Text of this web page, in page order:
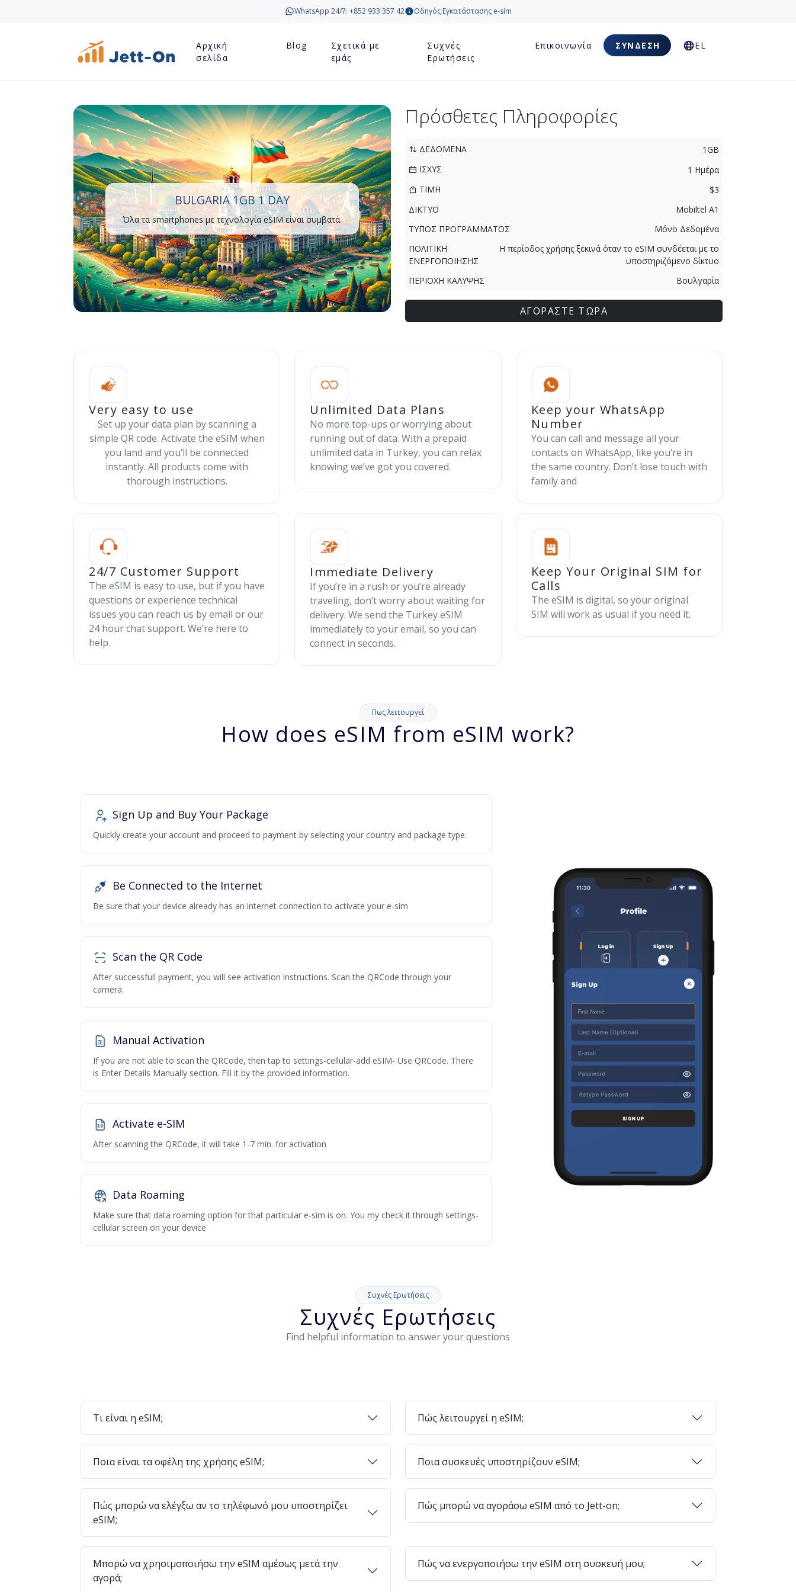
WhatsApp 24/7: +852 933 357 42 Οδηγός Εγκατάστασης e-sim
Αρχική
σελίδα
Blog
Σχετικά με
εμάς
Συχνές
Ερωτήσεις
Επικοινωνία ΣΎΝΔΕΣΗ EL
BULGARIA 1GB 1 DAY
Όλα τα smartphones με τεχνολογία eSIM είναι συμβατά.
Πρόσθετες Πληροφορίες
ΔΕΔΟΜΕΝΑ
1GB
ΙΣΧΥΣ
1 Ημέρα
ΤΙΜΗ
$3
ΔΙΚΤΥΟ
Mobiltel A1
ΤΥΠΟΣ ΠΡΟΓΡΑΜΜΑΤΟΣ
Μόνο Δεδομένα
ΠΟΛΙΤΙΚΗ
ΕΝΕΡΓΟΠΟΙΗΣΗΣ
Η περίοδος χρήσης ξεκινά όταν το eSIM συνδέεται με το
υποστηριζόμενο δίκτυο
ΠΕΡΙΟΧΗ ΚΑΛΥΨΗΣ
Βουλγαρία
ΑΓΟΡΑΣΤΕ ΤΩΡΑ
Very easy to use
Set up your data plan by scanning a
simple QR code. Activate the eSIM when
you land and you’ll be connected
instantly. All products come with
thorough instructions.
Unlimited Data Plans
No more top-ups or worrying about
running out of data. With a prepaid
unlimited data in Turkey, you can relax
knowing we’ve got you covered.
Keep your WhatsApp
Number
You can call and message all your
contacts on WhatsApp, like you’re in
the same country. Don’t lose touch with
family and
24/7 Customer Support
The eSIM is easy to use, but if you have
questions or experience technical
issues you can reach us by email or our
24 hour chat support. We’re here to
help.
Immediate Delivery
If you’re in a rush or you’re already
traveling, don’t worry about waiting for
delivery. We send the Turkey eSIM
immediately to your email, so you can
connect in seconds.
Keep Your Original SIM for
Calls
The eSIM is digital, so your original
SIM will work as usual if you need it.
Πως λειτουργεί
How does eSIM from eSIM work?
Sign Up and Buy Your Package
Quickly create your account and proceed to payment by selecting your country and package type.
Be Connected to the Internet
Be sure that your device already has an internet connection to activate your e-sim
Scan the QR Code
After successfull payment, you will see activation instructions. Scan the QRCode through your
camera.
Manual Activation
If you are not able to scan the QRCode, then tap to settings-cellular-add eSIM- Use QRCode. There
is Enter Details Manually section. Fill it by the provided information.
Activate e-SIM
After scanning the QRCode, it will take 1-7 min. for activation
Data Roaming
Make sure that data roaming option for that particular e-sim is on. You my check it through settings-
cellular screen on your device
Συχνές Ερωτήσεις
Συχνές Ερωτήσεις
Find helpful information to answer your questions
Τι είναι η eSIM; Πώς λειτουργεί η eSIM;
Ποια είναι τα οφέλη της χρήσης eSIM; Ποια συσκευές υποστηρίζουν eSIM;
Πώς μπορώ να ελέγξω αν το τηλέφωνό μου υποστηρίζει
eSIM;
Πώς μπορώ να αγοράσω eSIM από το Jett-on;
Μπορώ να χρησιμοποιήσω την eSIM αμέσως μετά την
αγορά;
Πώς να ενεργοποιήσω την eSIM στη συσκευή μου;